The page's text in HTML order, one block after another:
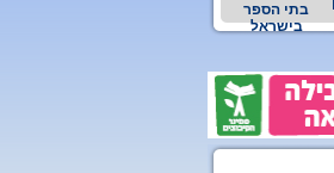
בתי הספר
בישראל